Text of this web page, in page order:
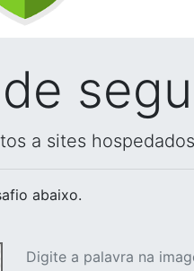
a sites
abaixo.
Digite a palavra na